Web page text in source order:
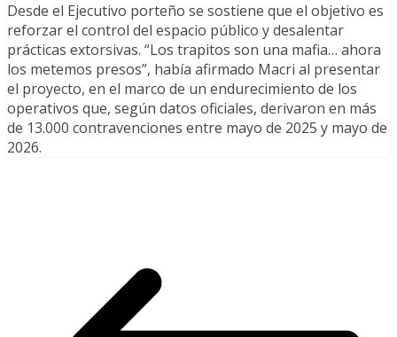
Desde el Ejecutivo porteño se sostiene que el objetivo es
reforzar el control del espacio público y desalentar
prácticas extorsivas. “Los trapitos son una mafia… ahora
los metemos presos”, había afirmado Macri al presentar
el proyecto, en el marco de un endurecimiento de los
operativos que, según datos oficiales, derivaron en más
de 13.000 contravenciones entre mayo de 2025 y mayo de
2026.